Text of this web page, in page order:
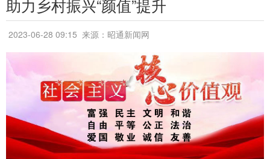
助力乡村振兴“颜值”提升
2023-06-28 09:15 来源：昭通新闻网